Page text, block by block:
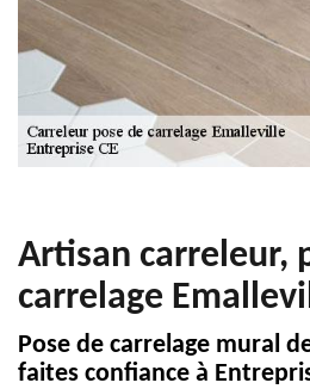
Artisan carreleur,
carrelage
Pose de carrelage mural
faites confiance à